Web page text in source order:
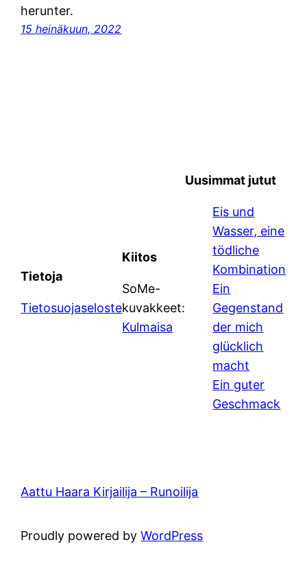
herunter.
15 heinäkuun, 2022
Tietoja
Tietosuojaseloste
Kiitos
SoMe-
kuvakkeet:
Kulmaisa
Uusimmat jutut
Eis und
Wasser, eine
tödliche
Kombination
Ein
Gegenstand
der mich
glücklich
macht
Ein guter
Geschmack
Aattu Haara Kirjailija – Runoilija
Proudly powered byWordPress